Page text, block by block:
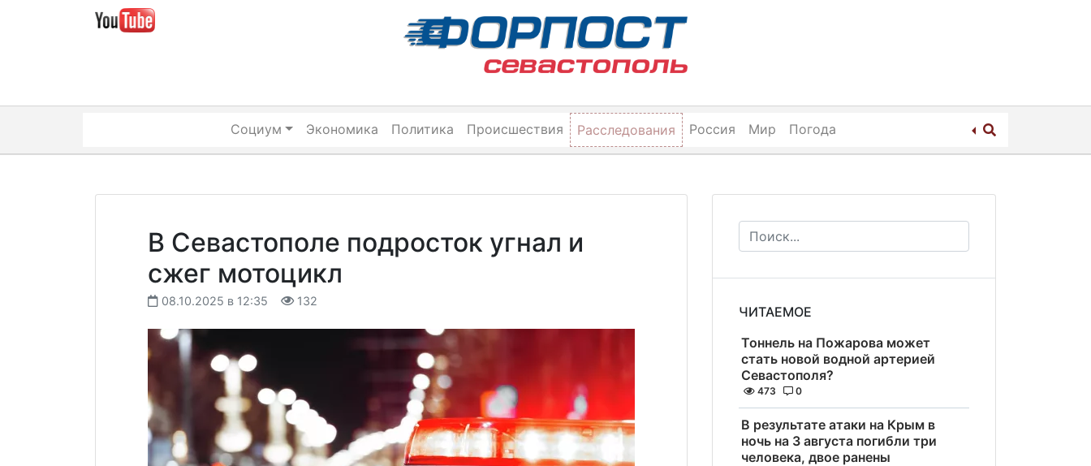
Социум Экономика Политика Происшествия Расследования Россия Мир Погода
В Севастополе подросток угнал и
сжег мотоцикл
08.10.2025 в 12:35 132
ЧИТАЕМОЕ
Тоннель на Пожарова может
стать новой водной артерией
Севастополя?
473 0
В результате атаки на Крым в
ночь на 3 августа погибли три
человека, двое ранены